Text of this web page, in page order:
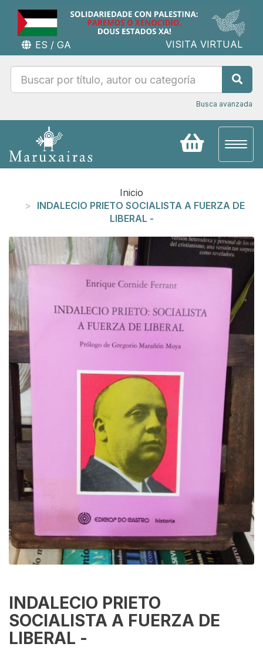
ES / GA VISITA VIRTUAL
Busca avanzada
Inicio
INDALECIO PRIETO SOCIALISTA A FUERZA DE
LIBERAL -
INDALECIO PRIETO
SOCIALISTA A FUERZA DE
LIBERAL -